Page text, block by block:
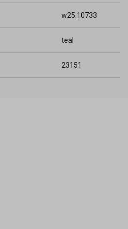
w25.10733
teal
23151